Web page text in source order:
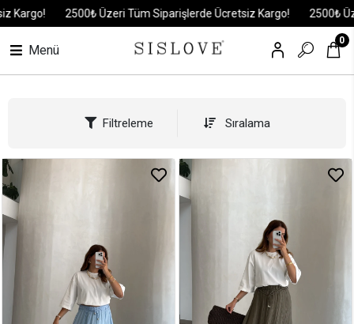
Üzeri Tüm Siparişlerde Ücretsiz Kargo! 2500₺ Üzeri Tüm
Menü
0
Filtreleme Sıralama